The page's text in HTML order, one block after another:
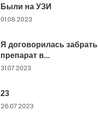
Были на УЗИ
01.08.2023
Я договорилась
препарат в...
31.07.2023
23
26.07.2023